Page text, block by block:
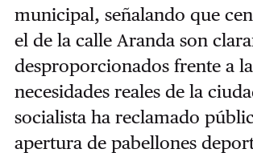
municipal, señalando que
el de la calle Aranda son
desproporcionados frente a
necesidades reales de la
socialista ha reclamado
apertura de pabellones